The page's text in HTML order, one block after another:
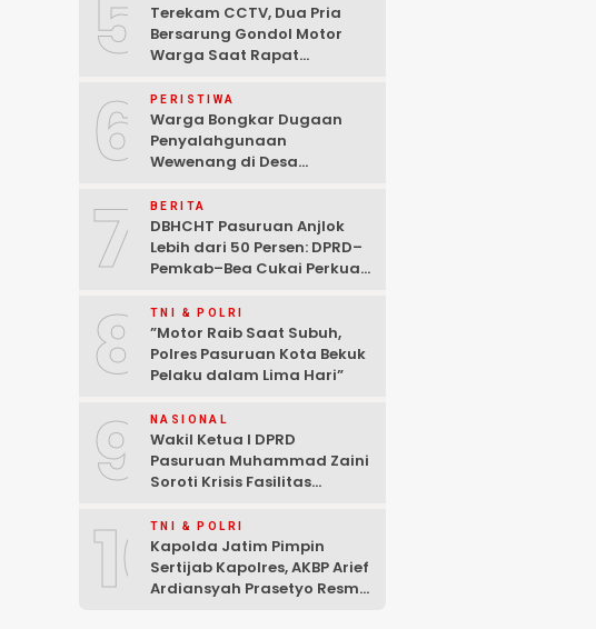
Cabut Laporan”
5
Terekam CCTV, Dua Pria
Bersarung Gondol Motor
Warga Saat Rapat
6 PERISTIWA
Warga Bongkar Dugaan
Penyalahgunaan
Wewenang di Desa
Mencuat
7 BERITA
DBHCHT Pasuruan Anjlok
Lebih dari 50 Persen: DPRD–
Pemkab–Bea Cukai Perkuat
Rokok Ilegal
8 TNI & POLRI
‎”Motor Raib Saat Subuh,
Polres Pasuruan Kota Bekuk
Pelaku dalam Lima Hari” ‎
9 NASIONAL
Wakil Ketua I DPRD
Pasuruan Muhammad Zaini
Soroti Krisis Fasilitas
Anggaran
10TNI & POLRI
Kapolda Jatim Pimpin
Sertijab Kapolres, AKBP Arief
Ardiansyah Prasetyo Resmi